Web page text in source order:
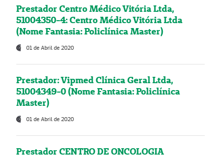
Prestador Centro Médico Vitória Ltda,
51004350-4: Centro Médico Vitória Ltda
(Nome Fantasia: Policlínica Master)
01 de Abril de 2020
Prestador: Vipmed Clínica Geral Ltda,
51004349-0 (Nome Fantasia: Policlínica
Master)
01 de Abril de 2020
Prestador CENTRO DE ONCOLOGIA